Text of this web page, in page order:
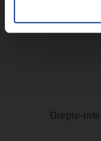
Diepte-